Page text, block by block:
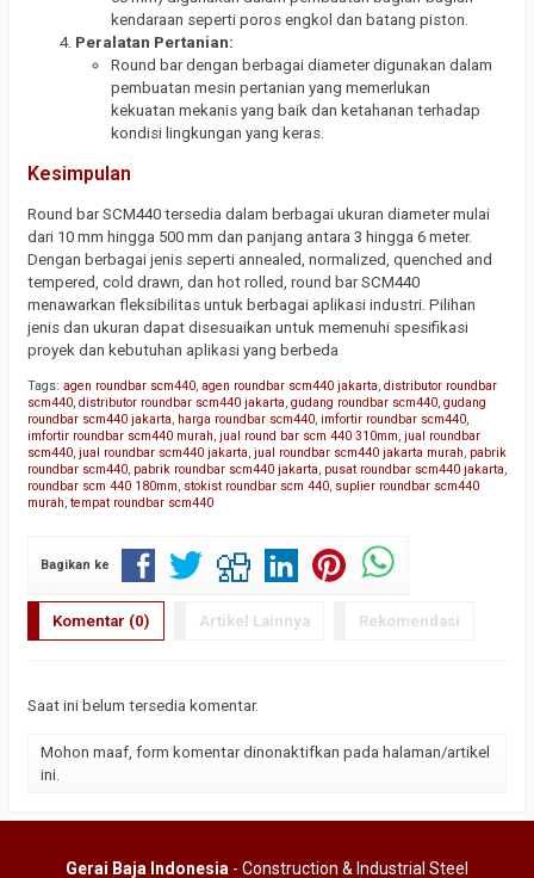
kendaraan seperti poros engkol dan batang piston.
Peralatan Pertanian:
Round bar dengan berbagai diameter digunakan dalam
pembuatan mesin pertanian yang memerlukan
kekuatan mekanis yang baik dan ketahanan terhadap
kondisi lingkungan yang keras.
Kesimpulan
Round bar SCM440 tersedia dalam berbagai ukuran diameter mulai
dari 10 mm hingga 500 mm dan panjang antara 3 hingga 6 meter.
Dengan berbagai jenis seperti annealed, normalized, quenched and
tempered, cold drawn, dan hot rolled, round bar SCM440
menawarkan fleksibilitas untuk berbagai aplikasi industri. Pilihan
jenis dan ukuran dapat disesuaikan untuk memenuhi spesifikasi
proyek dan kebutuhan aplikasi yang berbeda
Tags: agen roundbar scm440 agen roundbar scm440 jakarta distributor roundbar
scm440 distributor roundbar scm440 jakarta gudang roundbar scm440 gudang
roundbar scm440 jakarta harga roundbar scm440 imfortir roundbar scm440
imfortir roundbar scm440 murah jual round bar scm 440 310mm jual roundbar
scm440 jual roundbar scm440 jakarta jual roundbar scm440 jakarta murah pabrik
roundbar scm440 pabrik roundbar scm440 jakarta pusat roundbar scm440 jakarta
roundbar scm 440 180mm stokist roundbar scm 440 suplier roundbar scm440
murah tempat roundbar scm440
Bagikan ke
Komentar (0) Artikel Lainnya Rekomendasi
Saat ini belum tersedia komentar.
Mohon maaf, form komentar dinonaktifkan pada halaman/artikel
ini.
Gerai Baja Indonesia - Construction & Industrial Steel